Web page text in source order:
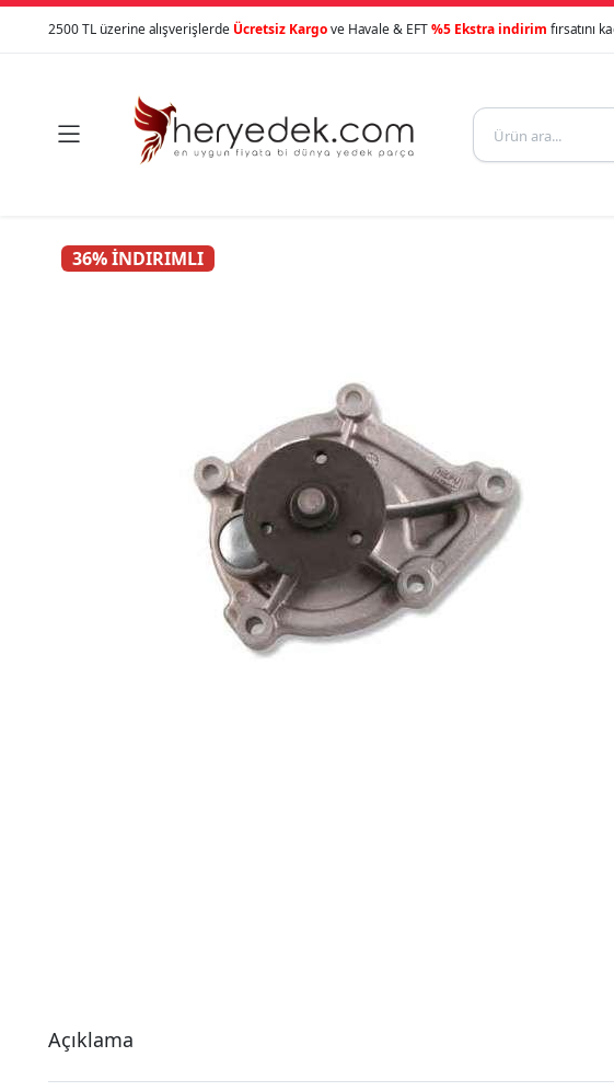
2500 TL üzerine alışverişlerde Ücretsiz Kargove Havale & EFT%5 Ekstra indirim fırsatını

36% İNDIRIMLI
Açıklama